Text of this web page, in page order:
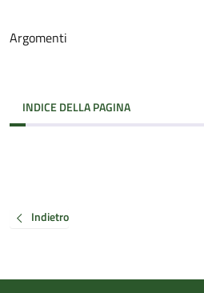
Argomenti
INDICE DELLA PAGINA
Indietro